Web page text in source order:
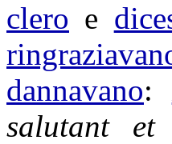
clero e
dannavano:
salutantet